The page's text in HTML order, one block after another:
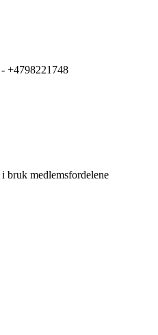
- +4798221748
bruk medlemsfordelene